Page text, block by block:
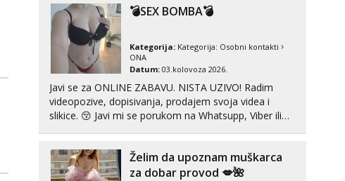
tel:0,93€ - mob:1,12€ min
Vanesa
Čekam tvoj poziv!
Tel: 064/677-677- Kod: #74
tel:0,93€ - mob:1,12€ min
Lili
Tel:
tel:0,93€ - mob:1,12€ min
💣SEX BOMBA💣
Kategorija: Kategorija: Osobni kontakti
ONA
Datum: 03.kolovoza 2026.
Javi se za ONLINE ZABAVU. NISTA UZIVO! Radim
videopozive, dopisivanja, prodajem svoja videa i
slikice. 😚 Javi mi se porukom na Whatsupp, Viber ili
Želim da upoznam muškarca
za dobar provod 💋🌺